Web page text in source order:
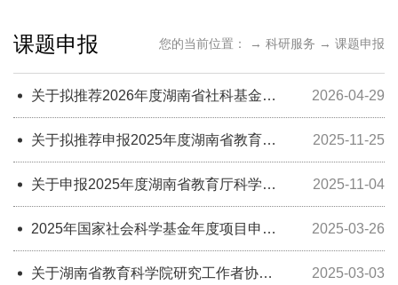
课题申报 您的当前位置： → 科研服务 → 课题申报
关于拟推荐2026年度湖南省社科基金教
育学专项课题与教育科学“十五五”规划
课题项目的公示
2026-04-29
关于拟推荐申报2025年度湖南省教育厅
科研项目名单的公示
2025-11-25
关于申报2025年度湖南省教育厅科学研
究项目的通知
2025-11-04
2025年国家社会科学基金年度项目申报
公告
2025-03-26
关于湖南省教育科学院研究工作者协
2025-03-03